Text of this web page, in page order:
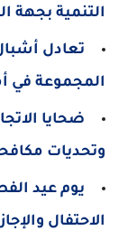
التنمية بجهة
المجموعة في
ضحايا
وتحديات
الاحتفال